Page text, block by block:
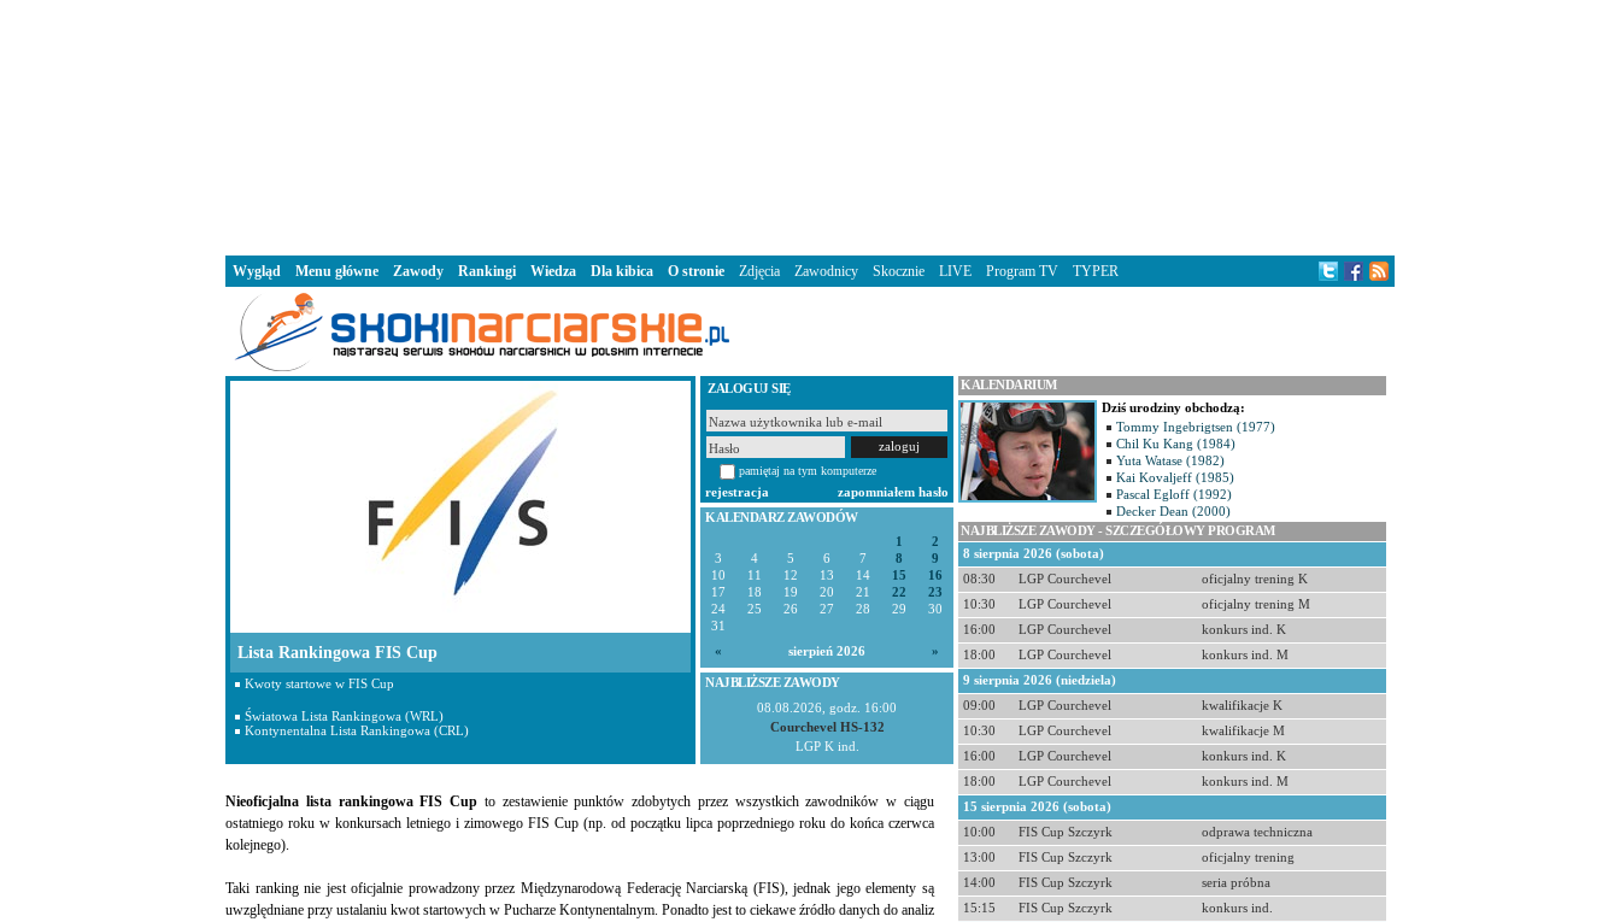
ZALOGUJ SIĘ
pamiętaj na tym komputerze
rejestracja
zapomniałem hasło
KALENDARZ ZAWODÓW
1
2
3
4 5 6 7 8
9
10
11 12 13 14 15
16
17
18 19 20 21 22
23
24
25 26 27 28 29
30
31
«
sierpień 2026 »
NAJBLIŻSZE ZAWODY
08.08.2026, godz. 16:00
Courchevel HS-132
LGP K ind.
Nieoficjalna lista rankingowa FIS Cup to zestawienie punktów zdobytych przez wszystkich zawodników w ciągu
ostatniego roku w konkursach letniego i zimowego FIS Cup (np. od początku lipca poprzedniego roku do końca czerwca
kolejnego).
Taki ranking nie jest oficjalnie prowadzony przez Międzynarodową Federację Narciarską (FIS), jednak jego elementy są
uwzględniane przy ustalaniu kwot startowych w Pucharze Kontynentalnym. Ponadto jest to ciekawe źródło danych do analiz
Lista Rankingowa FIS Cup
Kwoty startowe w FIS Cup
Światowa Lista Rankingowa (WRL)
Kontynentalna Lista Rankingowa (CRL)
KALENDARIUM
Dziś urodziny obchodzą:
Tommy Ingebrigtsen (1977)
Chil Ku Kang (1984)
Yuta Watase (1982)
Kai Kovaljeff (1985)
Pascal Egloff (1992)
Decker Dean (2000)
NAJBLIŻSZE ZAWODY - SZCZEGÓŁOWY PROGRAM
8 sierpnia 2026 (sobota)
08:30
LGP Courchevel
oficjalny trening K
10:30
LGP Courchevel
oficjalny trening M
16:00
LGP Courchevel
konkurs ind. K
18:00
LGP Courchevel
konkurs ind. M
9 sierpnia 2026 (niedziela)
09:00
LGP Courchevel
kwalifikacje K
10:30
LGP Courchevel
kwalifikacje M
16:00
LGP Courchevel
konkurs ind. K
18:00
LGP Courchevel
konkurs ind. M
15 sierpnia 2026 (sobota)
10:00
FIS Cup Szczyrk
odprawa techniczna
13:00
FIS Cup Szczyrk
oficjalny trening
14:00
FIS Cup Szczyrk
seria próbna
15:15
FIS Cup Szczyrk
konkurs ind.
Wygląd Menu główne Zawody Rankingi Wiedza Dla kibica O stronie Zdjęcia Zawodnicy Skocznie LIVE Program TV TYPER